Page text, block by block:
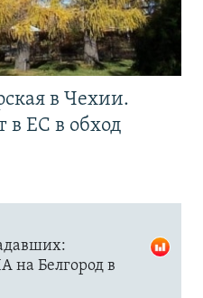
в Чехии.
в ЕС в обход